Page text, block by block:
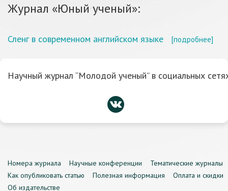
Журнал «Юный ученый»:
Сленг в современном английском языке [подробнее]
Научный журнал “Молодой ученый” в социальных
Номера журнала Научные конференции
Тематические журналы
Как опубликовать статью
Полезная информация
Оплата и скидки
Об издательстве